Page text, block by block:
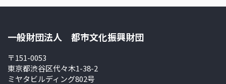
一般財団法人 都市文化振興財団
〒151-0053
東京都渋谷区代々木1-38-2
ミヤタビルディング802号